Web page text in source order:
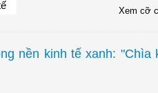
Xem cỡ
nền kinh tế xanh: "Chìa